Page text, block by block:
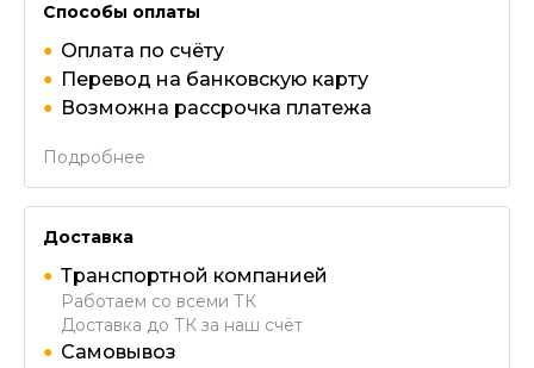
Способы оплаты
Оплата по счёту
Перевод на банковскую карту
Возможна рассрочка платежа
Подробнее
Доставка
Транспортной компанией
Работаем со всеми ТК
Доставка до ТК за наш счёт
Самовывоз